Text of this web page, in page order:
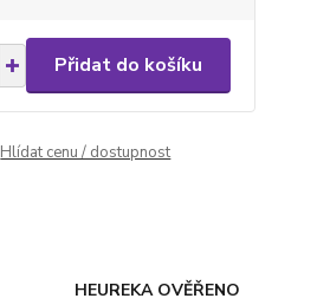
Přidat do košíku
Hlídat cenu / dostupnost
HEUREKA OVĚŘENO